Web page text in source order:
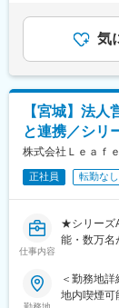
■企業の特
同社は、
とグローバ
ネスを創出
を提供する
す。
変更の範囲
■事業基盤
当社の案
た受注基
■働きやす
営業担当が
現場での評
先でも孤立
的に残業が
間と非常に
を実施し
宅勤務手
年1回の定
施しており
でも目安
す。月給(
気
【宮城】法
と連携／シリ
株式会社Ｌｅａｆ
正社員 転勤なし
仕事内容
★シリーズ
能・数万名
通じて地
★Forbes
＜勤務地
地内喫煙可